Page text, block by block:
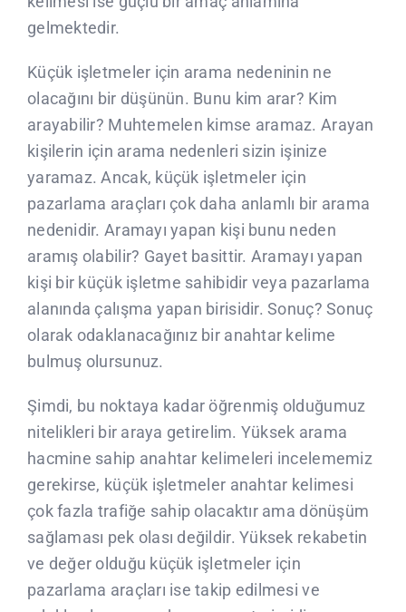
gelmektedir.
Küçük işletmeler için arama nedeninin ne
olacağını bir düşünün. Bunu kim arar? Kim
arayabilir? Muhtemelen kimse aramaz. Arayan
kişilerin için arama nedenleri sizin işinize
yaramaz. Ancak, küçük işletmeler için
pazarlama araçları çok daha anlamlı bir arama
nedenidir. Aramayı yapan kişi bunu neden
aramış olabilir? Gayet basittir. Aramayı yapan
kişi bir küçük işletme sahibidir veya pazarlama
alanında çalışma yapan birisidir. Sonuç? Sonuç
olarak odaklanacağınız bir anahtar kelime
bulmuş olursunuz.
Şimdi, bu noktaya kadar öğrenmiş olduğumuz
nitelikleri bir araya getirelim. Yüksek arama
hacmine sahip anahtar kelimeleri incelememiz
gerekirse, küçük işletmeler anahtar kelimesi
çok fazla trafiğe sahip olacaktır ama dönüşüm
sağlaması pek olası değildir. Yüksek rekabetin
ve değer olduğu küçük işletmeler için
pazarlama araçları ise takip edilmesi ve